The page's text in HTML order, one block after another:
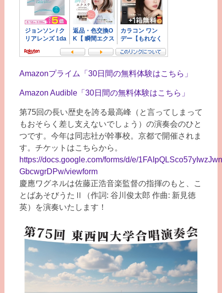
Amazonプライム「30日間の無料体験はこちら」
Amazon Audible「30日間の無料体験はこちら」
第75回の長い歴史を誇る最高峰（と言ってしまって
もおそらく差し支えないでしょう）の演奏会のひと
つです。今年は同志社が幹事校。京都で開催されま
す。チケットはこちらから。
https://docs.google.com/forms/d/e/
GbcwgrDPw/viewform
慶應ワグネルは佐藤正浩音楽監督の指揮のもと、こ
とばあそびうたⅡ（作詞: 谷川俊太郎 作曲: 新見徳
英）を演奏いたします！